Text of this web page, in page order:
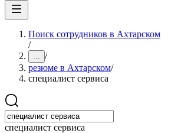
Поиск сотрудников в Ахтарском
/
... /
резюме в Ахтарском/
специалист сервиса
специалист сервиса